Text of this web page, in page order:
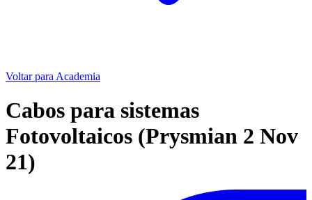
Voltar para Academia
Cabos para sistemas
Fotovoltaicos (Prysmian 2 Nov
21)